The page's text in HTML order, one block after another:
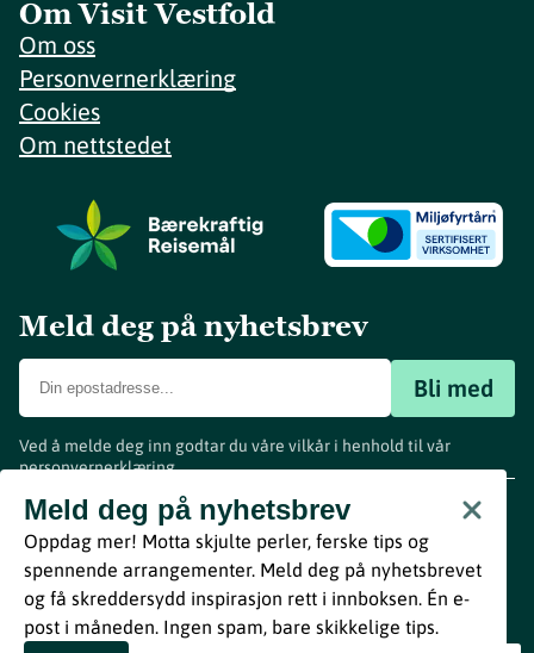
Om Visit Vestfold
Om oss
Personvernerklæring
Cookies
Om nettstedet
Meld deg på nyhetsbrev
Bli med
Ved å melde deg inn godtar du våre vilkår i henhold til vår
personvernerklæring.
Meld deg på nyhetsbrev
Oppdag mer! Motta skjulte perler, ferske tips og
spennende arrangementer. Meld deg på nyhetsbrevet
og få skreddersydd inspirasjon rett i innboksen. Én e-
post i måneden. Ingen spam, bare skikkelige tips.
www.visitvestfold.com
Turistinformasjon
Vestfold Fylkeskommune
ByBreakfast